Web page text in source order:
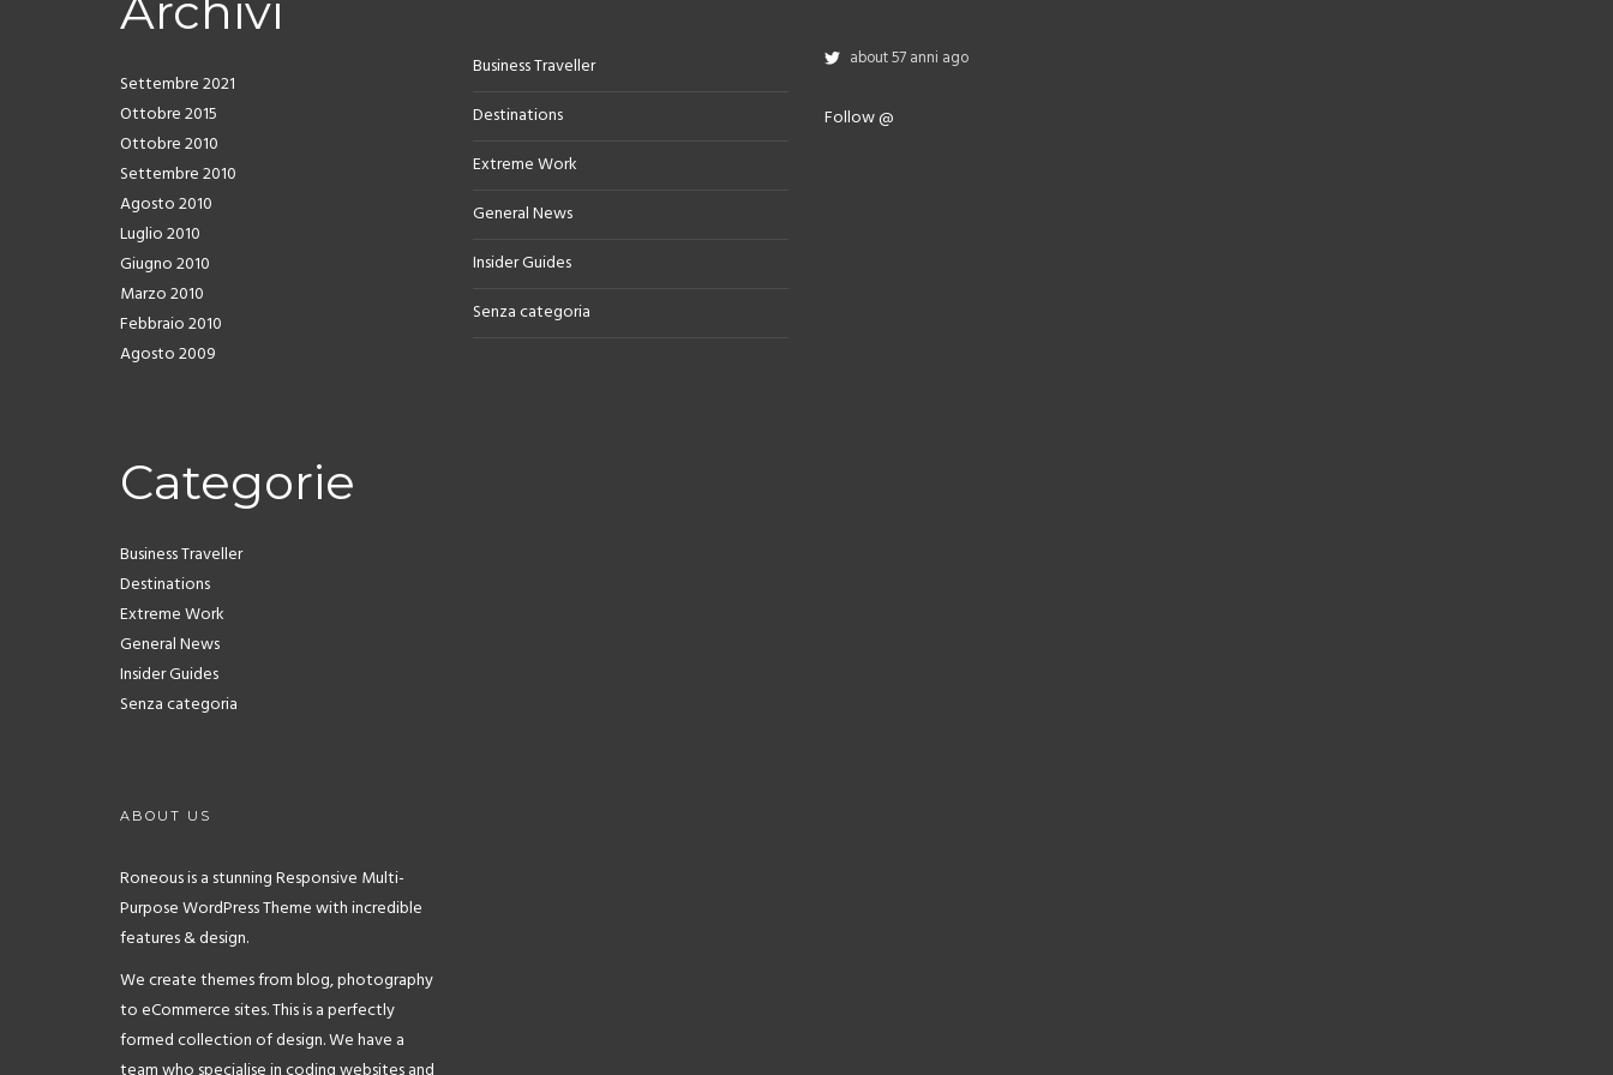
Settembre 2021
Ottobre 2015
Ottobre 2010
Settembre 2010
Agosto 2010
Luglio 2010
Giugno 2010
Marzo 2010
Febbraio 2010
Agosto 2009
Categorie
Business Traveller
Destinations
Extreme Work
General News
Insider Guides
Senza categoria
ABOUT US
Roneous is a stunning Responsive Multi-
Purpose WordPress Theme with incredible
features & design.
We create themes from blog, photography
to eCommerce sites. This is a perfectly
formed collection of design. We have a
Business Traveller
Destinations
Extreme Work
General News
Insider Guides
Senza categoria
about 57 anni ago
Follow @